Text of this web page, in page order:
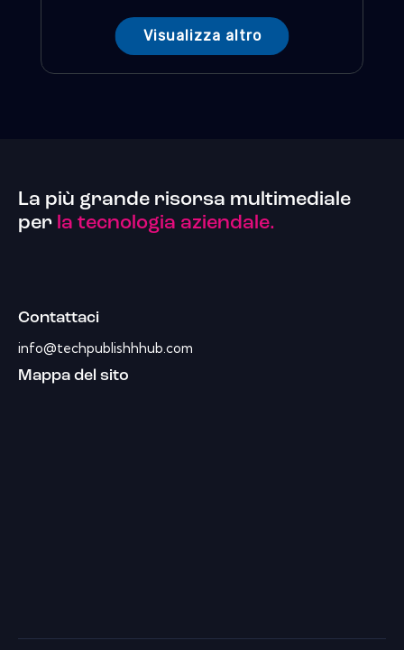
Visualizza altro
La più grande risorsa multimediale
per la tecnologia aziendale.
Contattaci
info@techpublishhhub.com
Mappa del sito